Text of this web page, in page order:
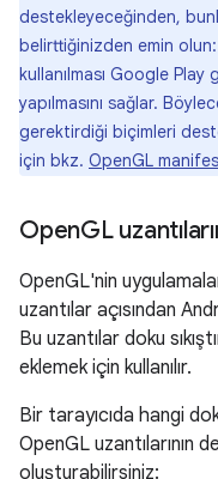
destekleyeceğinden,
belirttiğinizden emin olun:
kullanılması Google
yapılmasını sağlar.
gerektirdiği biçimleri
için bkz. OpenGL
OpenGL
OpenGL'nin
uzantılar açısından
Bu uzantılar doku
eklemek için kullanılır.
Bir tarayıcıda hangi
OpenGL uzantılarının
oluşturabilirsiniz: